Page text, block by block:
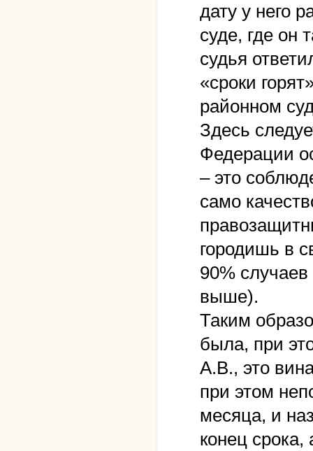
дату у него
суде, где он
судья
«сроки
районном
Здесь
Федерации
– это
само
городишь в
90%
выше).
Таким
была, при
А.В., это
при этом
месяца, и
конец срока,